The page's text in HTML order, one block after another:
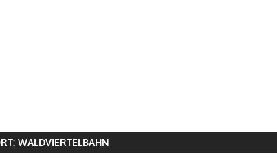
WALDVIERTELBAHN